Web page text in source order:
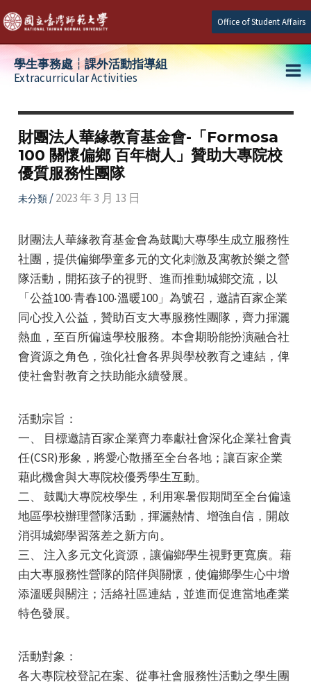
Skip
to
content
Office of Student Affairs
學生事務處┆課外活動指導組
Extracurricular Activities
財團法人華緣教育基金會-「Formosa
100 關懷偏鄉 百年樹人」贊助大專院校
優質服務性團隊
未分類/2023 年 3 月 13 日
財團法人華緣教育基金會為鼓勵大專學生成立服務性
社團，提供偏鄉學童多元的文化刺激及寓教於樂之營
隊活動，開拓孩子的視野、進而推動城鄉交流，以
「公益100‧青春100‧溫暖100」為號召，邀請百家企業
同心投入公益，贊助百支大專服務性團隊，齊力揮灑
熱血，至百所偏遠學校服務。本會期盼能扮演融合社
會資源之角色，強化社會各界與學校教育之連結，俾
使社會對教育之扶助能永續發展。
活動宗旨：
一、 目標邀請百家企業齊力奉獻社會深化企業社會責
任(CSR)形象，將愛心散播至全台各地；讓百家企業
藉此機會與大專院校優秀學生互動。
二、 鼓勵大專院校學生，利用寒暑假期間至全台偏遠
地區學校辦理營隊活動，揮灑熱情、增強自信，開啟
消弭城鄉學習落差之新方向。
三、 注入多元文化資源，讓偏鄉學生視野更寬廣。藉
由大專服務性營隊的陪伴與關懷，使偏鄉學生心中增
添溫暖與關注；活絡社區連結，並進而促進當地產業
特色發展。
活動對象：
各大專院校登記在案、從事社會服務性活動之學生團